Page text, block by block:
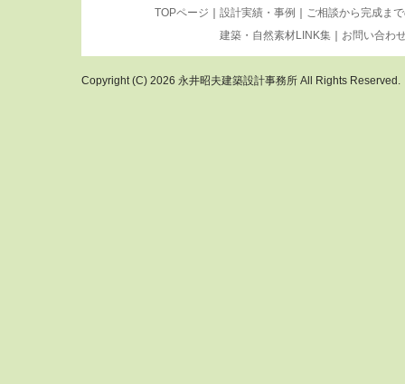
集・第
2020.4.9
設計者
いコル
2020.4.9
設計者
TOPページ 設計実績・事例
ご相談から完成ま
建築・自然素材LINK集｜ お問い合わ
Copyright (C) 2026 永井昭夫建築設計事務所 All Rights Reserved.